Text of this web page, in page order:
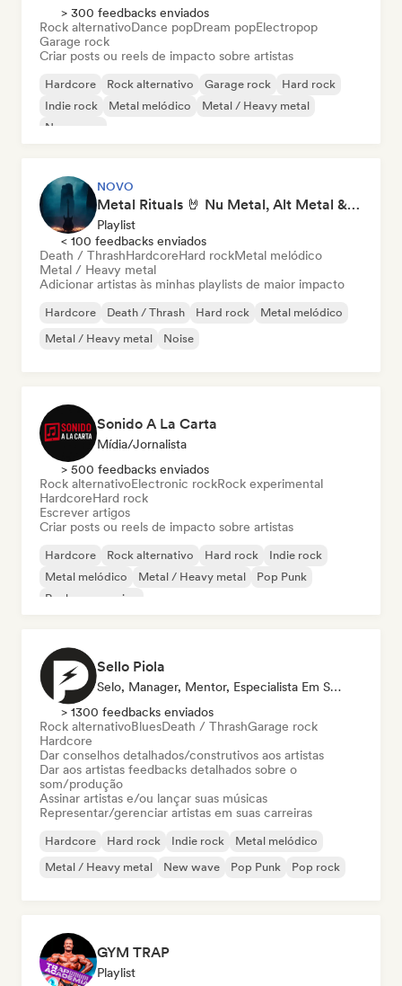
> 300 feedbacks enviados
Rock alternativoDance popDream popElectropop
Garage rock
Criar posts ou reels de impacto sobre artistas
Hardcore Rock alternativo Garage rock
Hard rock
Indie rock
Metal melódico
Metal / Heavy metal
New wave
NOVO
Metal Rituals 🤘 Nu Metal, Alt Metal & Progressive Metal
Playlist
< 100 feedbacks enviados
Death / ThrashHardcoreHard rockMetal melódico
Metal / Heavy metal
Adicionar artistas às minhas playlists de maior impacto
Hardcore Death / Thrash Hard rock
Metal melódico
Metal / Heavy metal
Noise
Sonido A La Carta
Mídia/Jornalista
> 500 feedbacks enviados
Rock alternativoElectronic rockRock experimental
HardcoreHard rock
Escrever artigos
Criar posts ou reels de impacto sobre artistas
Hardcore Rock alternativo Hard rock
Indie rock
Metal melódico
Metal / Heavy metal
Pop Punk
Rock progressivo
Sello Piola
Selo, Manager, Mentor, Especialista Em Som
> 1300 feedbacks enviados
Rock alternativoBluesDeath / ThrashGarage rock
Hardcore
Dar conselhos detalhados/construtivos aos artistas
Dar aos artistas feedbacks detalhados sobre o
som/produção
Assinar artistas e/ou lançar suas músicas
Representar/gerenciar artistas em suas carreiras
Hardcore Hard rock Indie rock
Metal melódico
Metal / Heavy metal
New wave Pop Punk Pop rock
GYM TRAP
Playlist